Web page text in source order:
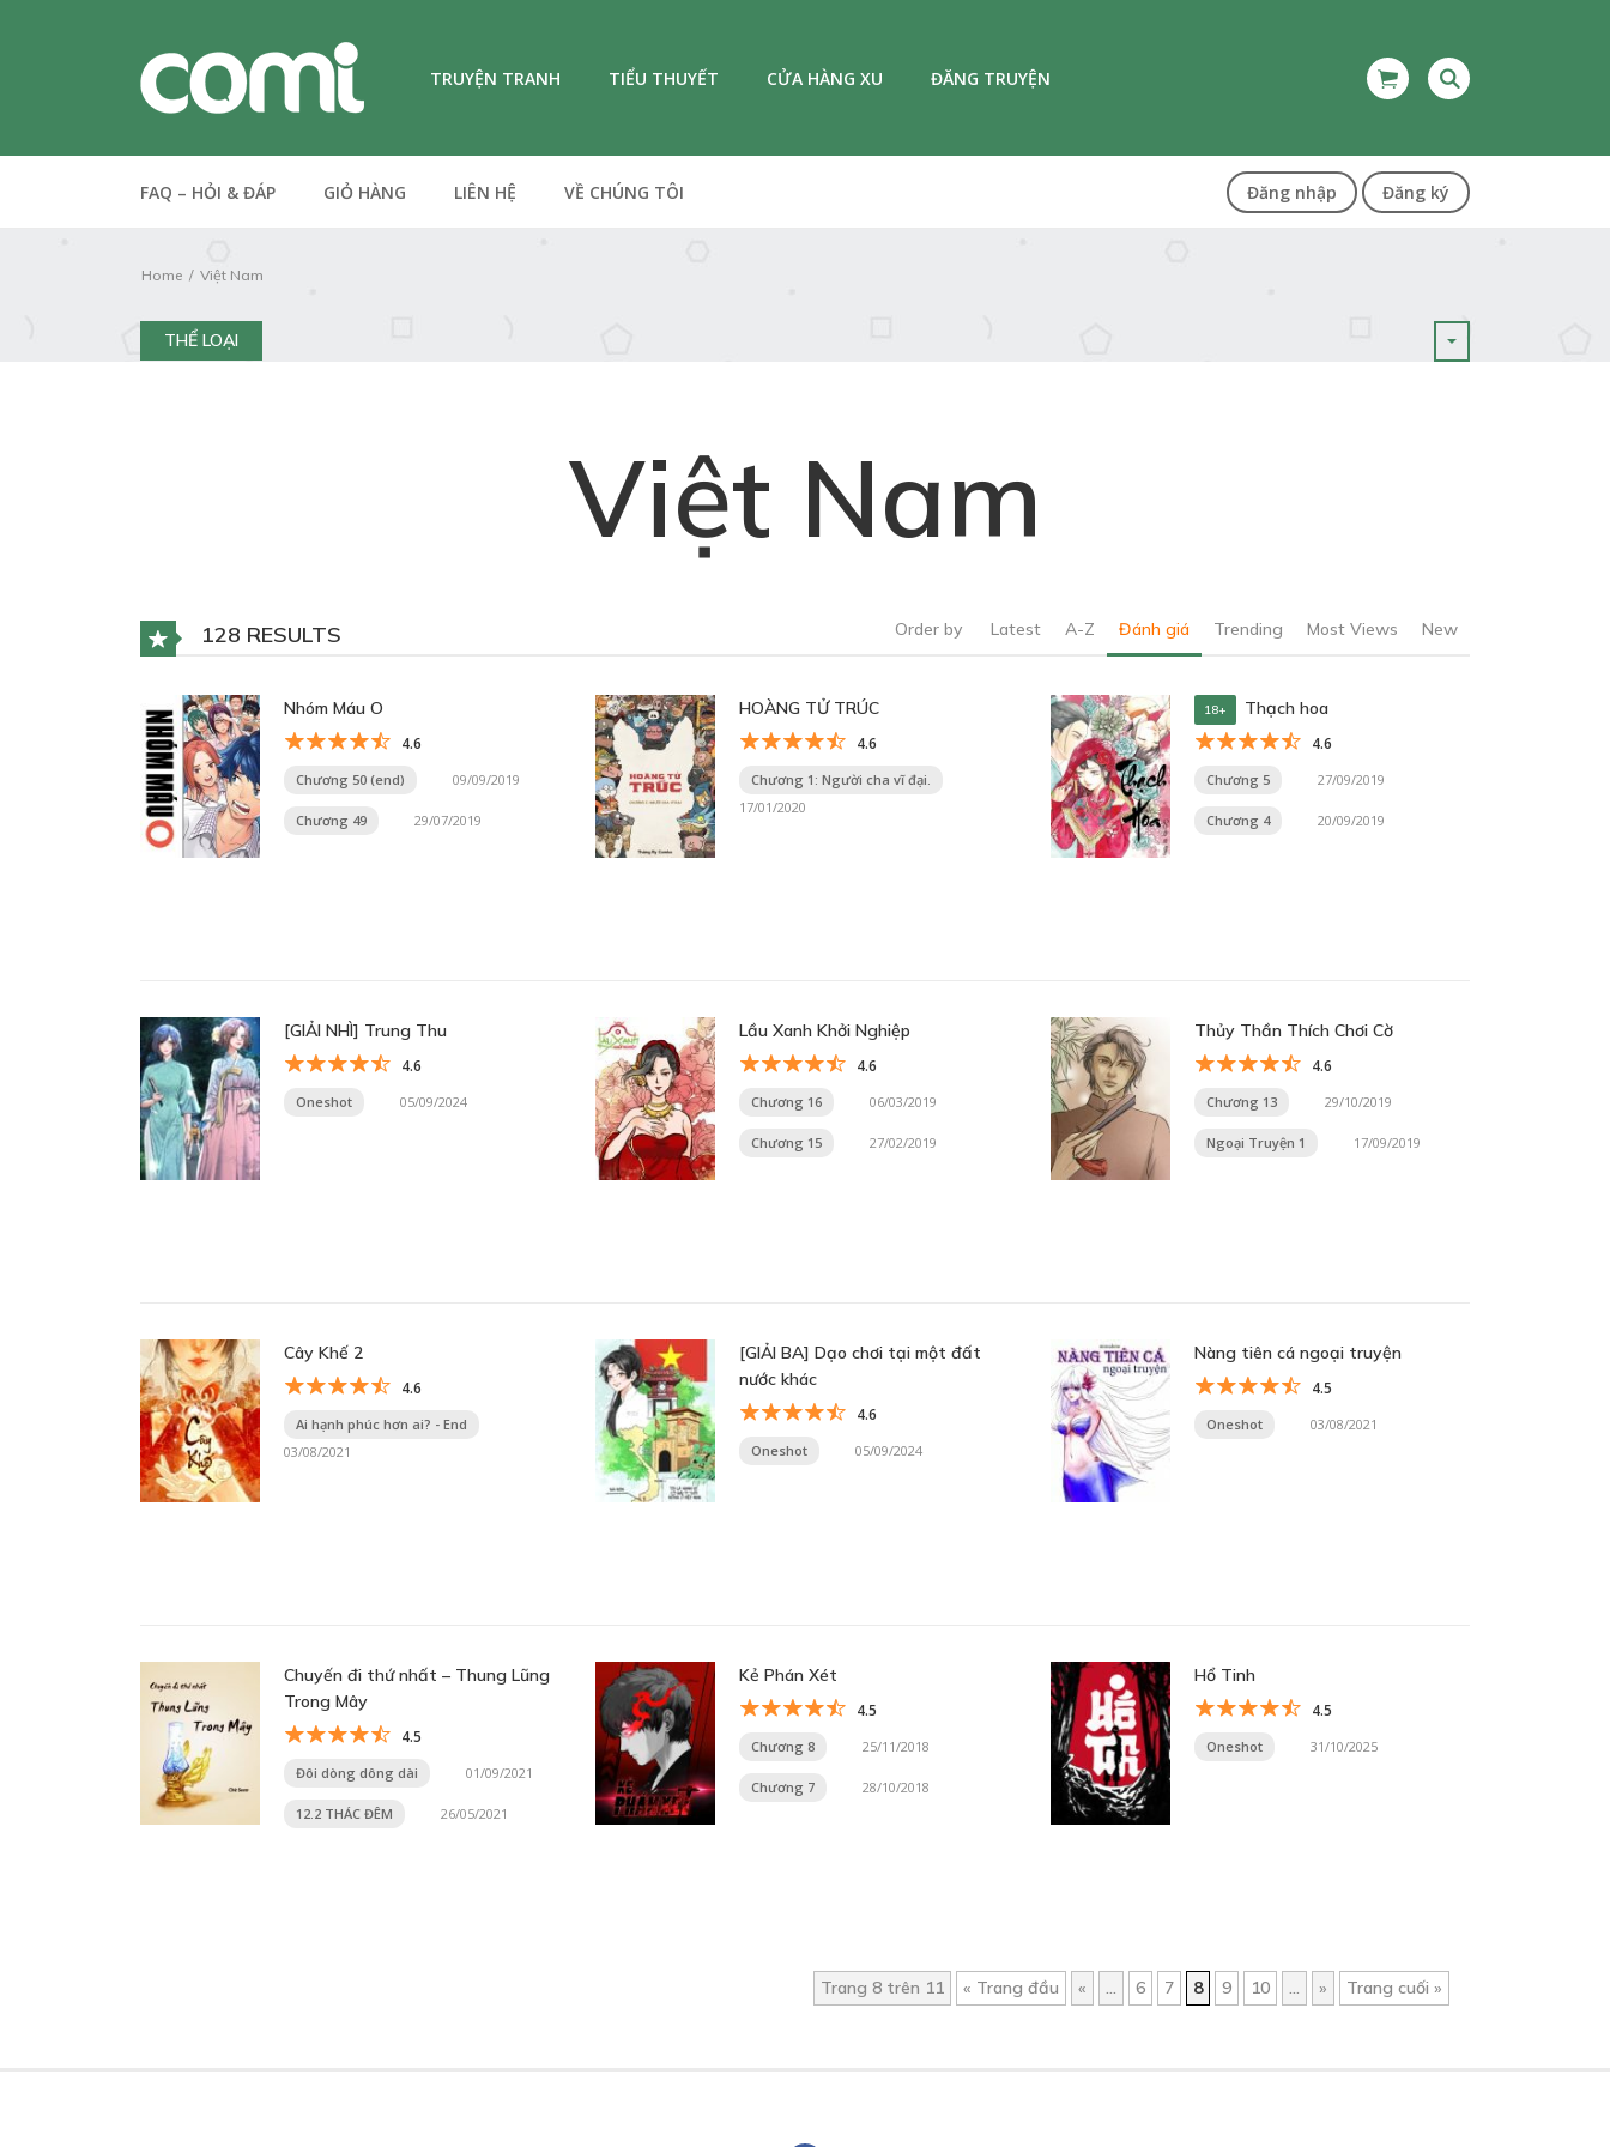
TRUYỆN TRANH TIỂU THUYẾT CỬA HÀNG XU ĐĂNG TRUYỆN
FAQ – HỎI & ĐÁP GIỎ HÀNG LIÊN HỆ VỀ CHÚNG TÔI Đăng nhập Đăng ký
Home Việt Nam
THỂ LOẠI
Việt Nam
128 RESULTS Order by Latest A-Z Đánh giá Trending Most Views New
Nhóm Máu O
4.6
Chương 50 (end) 09/09/2019
Chương 49 29/07/2019
HOÀNG TỬ TRÚC
4.6
Chương 1: Người cha vĩ đại.
17/01/2020
18+ Thạch hoa
4.6
Chương 5 27/09/2019
Chương 4 20/09/2019
[GIẢI NHÌ] Trung Thu
4.6
Oneshot 05/09/2024
Lầu Xanh Khởi Nghiệp
4.6
Chương 16 06/03/2019
Chương 15 27/02/2019
Thủy Thần Thích Chơi Cờ
4.6
Chương 13 29/10/2019
Ngoại Truyện 1 17/09/2019
Cây Khế 2
4.6
Ai hạnh phúc hơn ai? - End
03/08/2021
[GIẢI BA] Dạo chơi tại một đất
nước khác
4.6
Oneshot 05/09/2024
Nàng tiên cá ngoại truyện
4.5
Oneshot 03/08/2021
Chuyến đi thứ nhất – Thung Lũng
Trong Mây
4.5
Đôi dòng dông dài 01/09/2021
12.2 THÁC ĐÊM 26/05/2021
Kẻ Phán Xét
4.5
Chương 8 25/11/2018
Chương 7 28/10/2018
Hổ Tinh
4.5
Oneshot 31/10/2025
Trang 8 trên 11 « Trang đầu « 6 7 8 9 10 » Trang cuối »